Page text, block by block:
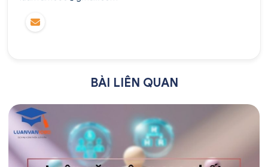
BÀI LIÊN QUAN